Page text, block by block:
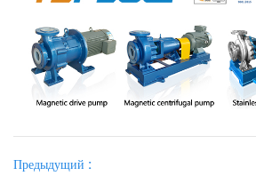
Предыдущий :